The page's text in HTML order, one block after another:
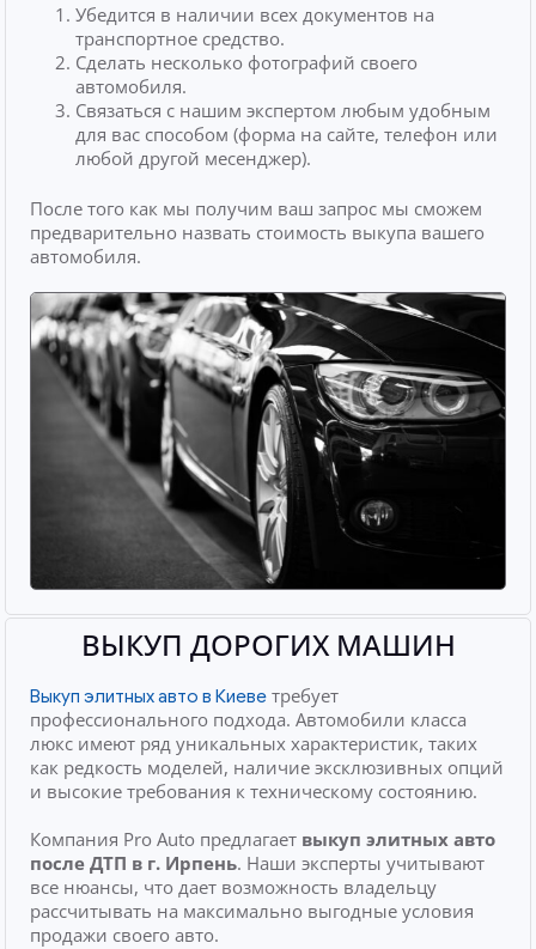
Убедится в наличии всех документов на
транспортное средство.
Сделать несколько фотографий своего
автомобиля.
Связаться с нашим экспертом любым удобным
для вас способом (форма на сайте, телефон или
любой другой месенджер).
После того как мы получим ваш запрос мы сможем
предварительно назвать стоимость выкупа вашего
автомобиля.
ВЫКУП ДОРОГИХ МАШИН
Выкуп элитных авто в Киеве требует
профессионального подхода. Автомобили класса
люкс имеют ряд уникальных характеристик, таких
как редкость моделей, наличие эксклюзивных опций
и высокие требования к техническому состоянию.
Компания Pro Auto предлагает выкуп элитных авто
после ДТП в г. Ирпень. Наши эксперты учитывают
все нюансы, что дает возможность владельцу
рассчитывать на максимально выгодные условия
продажи своего авто.